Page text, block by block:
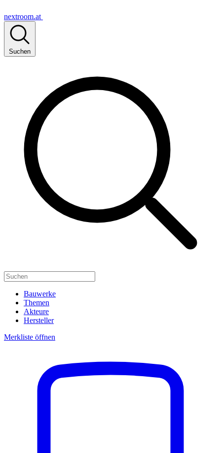
nextroom.at
Suchen
Bauwerke
Themen
Akteure
Hersteller
Merkliste öffnen